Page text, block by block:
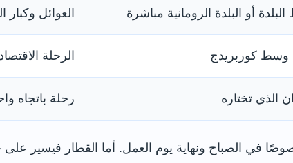
أو البلدة الرومانية مباشرة العوائل
كوربريدج الرحلة
الذي تختاره رحلة باتجاه
في الصباح ونهاية يوم العمل. أما القطار فيسير